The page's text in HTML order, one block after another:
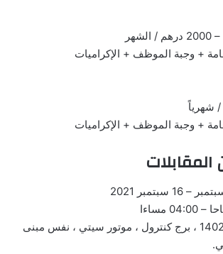
+ وجبة الموظف + الإكراميات
+ وجبة الموظف + الإكراميات
الموقع: مكتب رقم 1402 ، برج كنترول ، موتور سيتي ، نفس مبنى